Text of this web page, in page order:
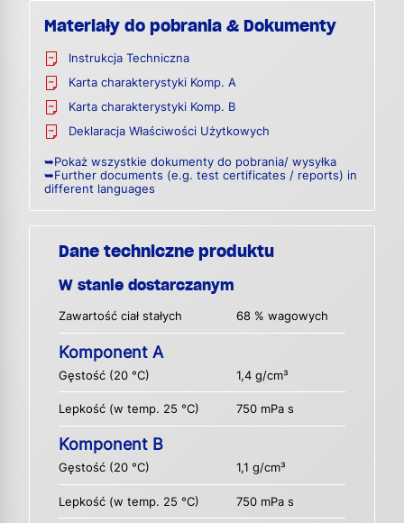
Materiały do pobrania & Dokumenty
Instrukcja Techniczna
Karta charakterystyki Komp. A
Karta charakterystyki Komp. B
Deklaracja Właściwości Użytkowych
➥Pokaż wszystkie dokumenty do pobrania/ wysyłka
➥Further documents (e.g. test certificates / reports) in
different languages
Dane techniczne produktu
W stanie dostarczanym
Zawartość ciał stałych 68 % wagowych
Komponent A
Gęstość (20 °C) 1,4 g/cm³
Lepkość (w temp. 25 °C) 750 mPa s
Komponent B
Gęstość (20 °C) 1,1 g/cm³
Lepkość (w temp. 25 °C) 750 mPa s